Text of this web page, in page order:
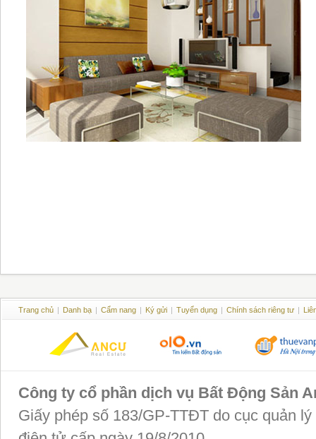
Trang chủ | Danh bạ | Cẩm nang | Ký gửi | Tuyển dụng | Chính sách riêng tư |
Công ty cổ phần dịch vụ Bất Động Sản
Giấy phép số 183/GP-TTĐT do cục quản